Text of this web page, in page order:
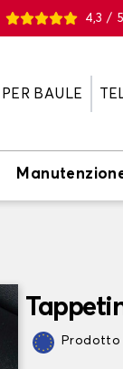
4,3 / 5
BAULE
Prodotto